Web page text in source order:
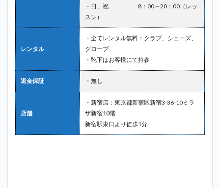
・日、祝 8：00～20：00（レッ
スン）
レンタル
・全てレンタル無料：クラブ、シューズ、
グローブ
・靴下はお客様にて持参
返金保証 ・無し
店舗
・新宿店：東京都新宿区新宿3-36-10ミラ
ザ新宿10階
新宿駅東口より徒歩1分